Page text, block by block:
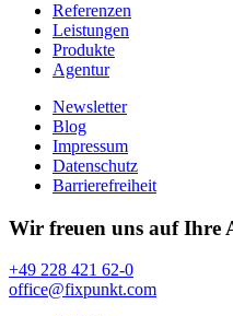
Referenzen
Leistungen
Produkte
Agentur
Newsletter
Blog
Impressum
Datenschutz
Barrierefreiheit
Wir freuen uns auf Ihre
+49 228 421 62-0
office@fixpunkt.com